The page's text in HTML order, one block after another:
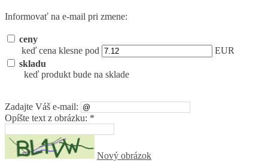
Informovať na e-mail pri zmene:
ceny
keď cena klesne pod
EUR
skladu
keď produkt bude na sklade
Zadajte Váš e-mail:
Opíšte text z obrázku: *
Nový obrázok